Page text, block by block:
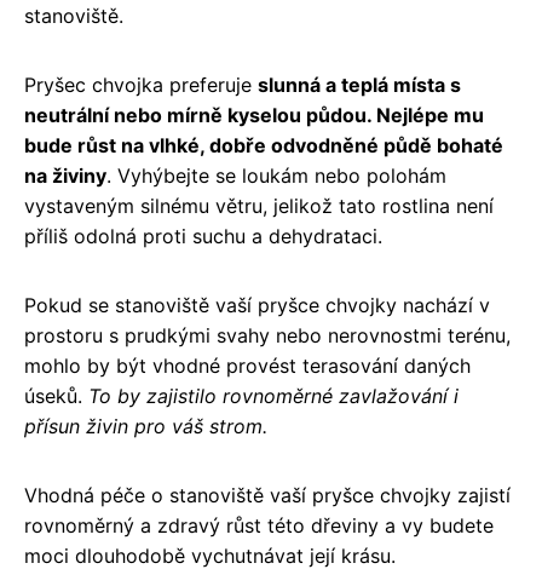
stanoviště.
Pryšec chvojka preferuje slunná a teplá místa s
neutrální nebo mírně kyselou půdou. Nejlépe mu
bude růst na vlhké, dobře odvodněné půdě bohaté
na živiny. Vyhýbejte se loukám nebo polohám
vystaveným silnému větru, jelikož tato rostlina není
příliš odolná proti suchu a dehydrataci.
Pokud se stanoviště vaší pryšce chvojky nachází v
prostoru s prudkými svahy nebo nerovnostmi terénu,
mohlo by být vhodné provést terasování daných
úseků. To by zajistilo rovnoměrné zavlažování i
přísun živin pro váš strom.
Vhodná péče o stanoviště vaší pryšce chvojky zajistí
rovnoměrný a zdravý růst této dřeviny a vy budete
moci dlouhodobě vychutnávat její krásu.